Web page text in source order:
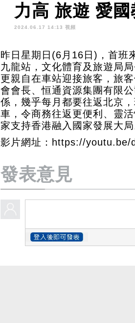
力高 旅遊 愛
2024.06.17 14:13 視頻
昨日星期日(6月16日)，首班
九龍站，文化體育及旅遊局
更親自在車站迎接旅客，旅
會會長、恒通資源集團有限
係，幾乎每月都要往返北京
車，令商務往返更便利、靈
家支持香港融入國家發展大局
影片網址： https://youtu.be/
發表意見